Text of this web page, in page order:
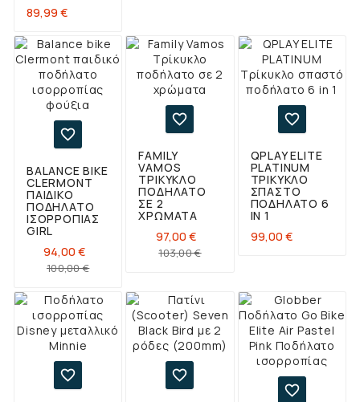
89,99 €

BALANCE BIKE
CLERMONT
ΠΑΙΔΙΚΌ
ΠΟΔΉΛΑΤΟ
ΙΣΟΡΡΟΠΊΑΣ
GIRL
94,00 €
100,00 €Κανονική
Τιμή

FAMILY
VAMOS
ΤΡΊΚΥΚΛΟ
ΠΟΔΉΛΑΤΟ
ΣΕ 2
ΧΡΏΜΑΤΑ
97,00 €
103,00 €Κανονική
Τιμή

QPLAY ELITE
PLATINUM
ΤΡΊΚΥΚΛΟ
ΣΠΑΣΤΌ
ΠΟΔΉΛΑΤΟ 6
IN 1
99,00 €
 
